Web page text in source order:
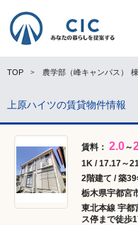
TOP 農学部（峰キャンパス）
上原ハイツの賃貸物件情報
賃料： 2.0～
1K / 17.17～
2階建て / 築
栃木県宇都宮
東北本線 宇都
ス停まで徒歩